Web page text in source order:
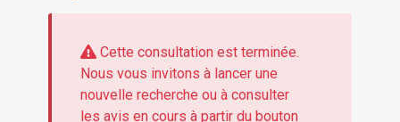
multimodale carrefour orcet/la roche-blanche
Cette consultation est terminée.
Nous vous invitons à lancer une
nouvelle recherche ou à consulter
les avis en cours à partir du bouton